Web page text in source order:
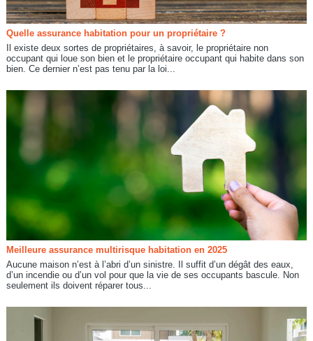
Quelle assurance habitation pour un propriétaire ?
Il existe deux sortes de propriétaires, à savoir, le propriétaire non
occupant qui loue son bien et le propriétaire occupant qui habite dans son
bien. Ce dernier n’est pas tenu par la loi...
Meilleure assurance multirisque habitation en 2025
Aucune maison n’est à l’abri d’un sinistre. Il suffit d’un dégât des eaux,
d’un incendie ou d’un vol pour que la vie de ses occupants bascule. Non
seulement ils doivent réparer tous...